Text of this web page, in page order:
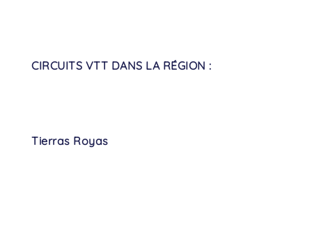
CIRCUITS VTT DANS LA RÉGION :
Tierras Royas